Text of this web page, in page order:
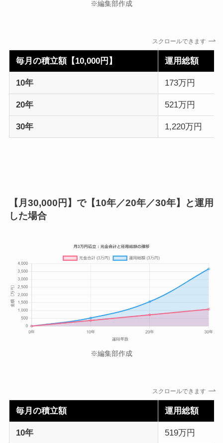
※編集部作成
スクロールできます
毎月の積立額【10,000円】 運用総額
10年 173万円
20年 521万円
30年 1,220万円
【月30,000円】で【10年／20年／30年】と運用
した場合
※編集部作成
スクロールできます
毎月の積立額 運用総額
10年 519万円